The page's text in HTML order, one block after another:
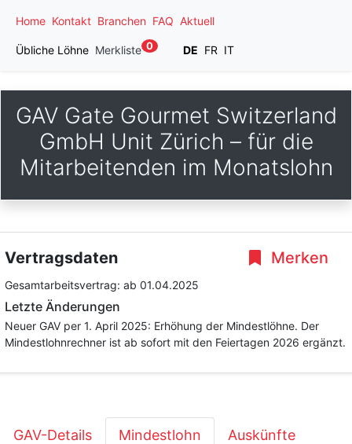
Home Kontakt Branchen FAQ Aktuell
Übliche Löhne Merkliste 0 DE FR IT
GAV Gate Gourmet Switzerland
GmbH Unit Zürich – für die
Mitarbeitenden im Monatslohn
Merken
Vertragsdaten
Gesamtarbeitsvertrag: ab 01.04.2025
Letzte Änderungen
Neuer GAV per 1. April 2025: Erhöhung der Mindestlöhne. Der
Mindestlohnrechner ist ab sofort mit den Feiertagen 2026 ergänzt.
GAV-Details Mindestlohn Auskünfte